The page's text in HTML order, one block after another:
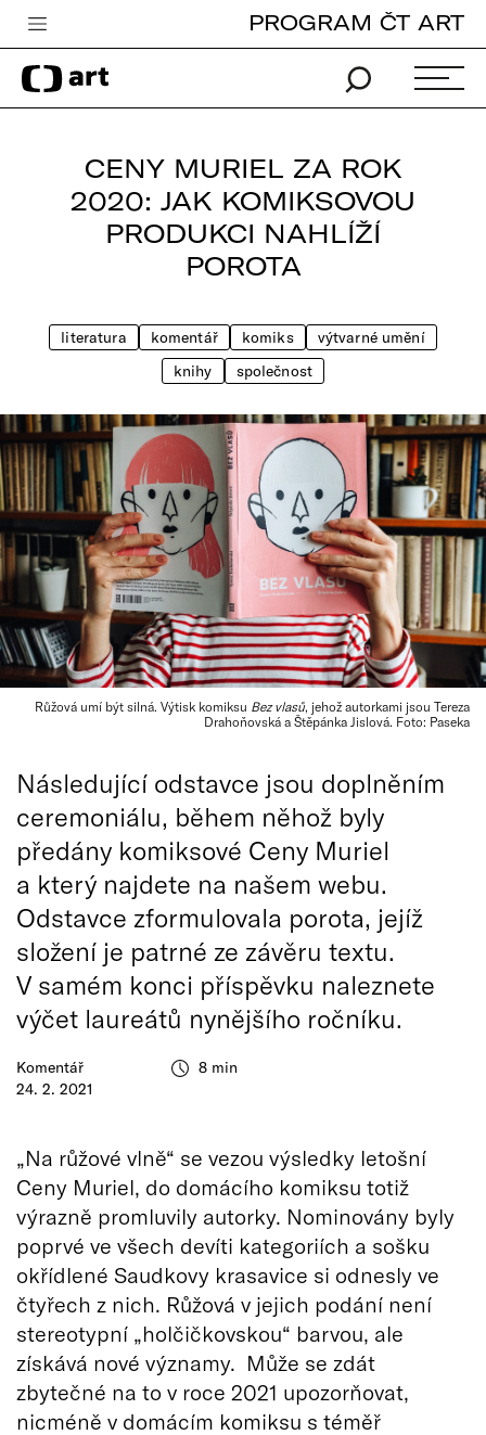
Česká televize
Zpravodajství
iVysílání
PROGRAM ČT ART
CENY MURIEL ZA ROK
2020: JAK KOMIKSOVOU
PRODUKCI NAHLÍŽÍ
POROTA
literatura komentář komiks
výtvarné umění
knihy
společnost
Růžová umí být silná. Výtisk komiksu Bez vlasů, jehož autorkami jsou Tereza
Drahoňovská a Štěpánka Jislová. Foto: Paseka
Komentář
24. 2. 2021
8 min
Následující odstavce jsou doplněním
ceremoniálu, během něhož byly
předány komiksové Ceny Muriel
a který najdete na našem webu.
Odstavce zformulovala porota, jejíž
složení je patrné ze závěru textu.
V samém konci příspěvku naleznete
výčet laureátů nynějšího ročníku.
„Na růžové vlně“ se vezou výsledky letošní
Ceny Muriel, do domácího komiksu totiž
výrazně promluvily autorky. Nominovány byly
poprvé ve všech devíti kategoriích a sošku
okřídlené Saudkovy krasavice si odnesly ve
čtyřech z nich. Růžová v jejich podání není
stereotypní „holčičkovskou“ barvou, ale
získává nové významy. Může se zdát
zbytečné na to v roce 2021 upozorňovat,
nicméně v domácím komiksu s téměř